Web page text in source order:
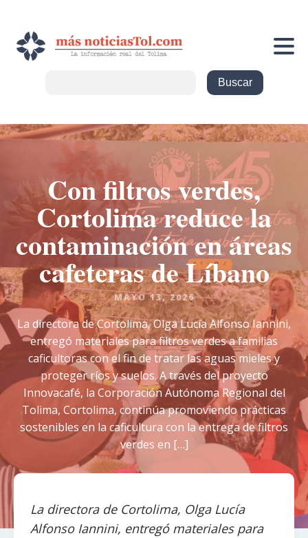
Con filtros verdes,
Cortolima reduce la
contaminación en áreas
cafeteras de Líbano
MAYO 13, 2026
La directora de Cortolima, Olga Lucía Alfonso Iannini,
entregó materiales para filtros verdes a familias
caficultoras con el fin de tratar las aguas mieles y
proteger ríos y suelos. A través del proyecto
Innovacafé, la Corporación Autónoma Regional del
Tolima, Cortolima, continúa promoviendo prácticas
sostenibles en la caficultura con la entrega de filtros
verdes en […]
La directora de Cortolima, Olga Lucía
Alfonso Iannini, entregó materiales para